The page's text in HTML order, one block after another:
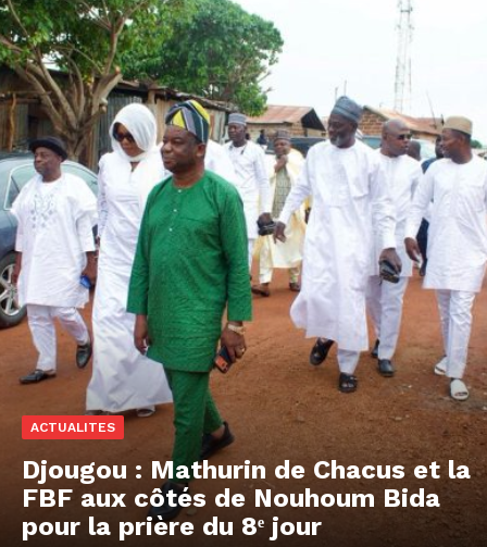
ACTUALITES
Djougou : Mathurin de Chacus et la
FBF aux côtés de Nouhoum Bida
pour la prière du 8ᵉ jour